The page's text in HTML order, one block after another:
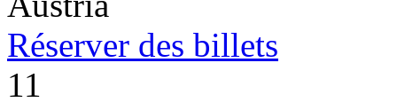
Réserver des billets
11